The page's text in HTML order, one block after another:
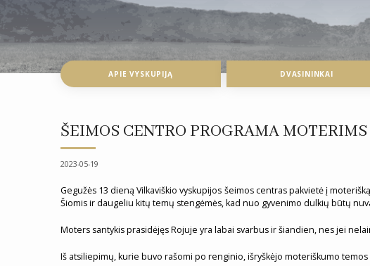
APIE VYSKUPIJĄ DVASININKAI
ŠEIMOS CENTRO PROGRAMA
2023-05-19
Gegužės 13 dieną Vilkaviškio vyskupijos šeimos centras pakvietė į
Šiomis ir daugeliu kitų temų stengėmės, kad nuo gyvenimo dulkių būtų
Moters santykis prasidėjęs Rojuje yra labai svarbus ir šiandien, nes jei
Iš atsiliepimų, kurie buvo rašomi po renginio, išryškėjo moteriškumo temos